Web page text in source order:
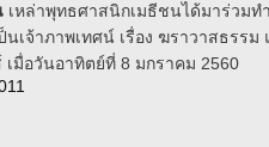
เหล่าพุทธศาสนิกเมธีชนได้มาร่วม
นเจ้าภาพเทศน์ เรื่อง ฆราวาสธรร
เมื่อวันอาทิตย์ที่ 8 มกราคม 2560
11